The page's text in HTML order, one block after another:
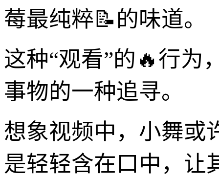
莓最纯粹📝的味道。
这种“观看”的🔥行为
事物的一种追寻。
想象视频中，小舞或
是轻轻含在口中，让